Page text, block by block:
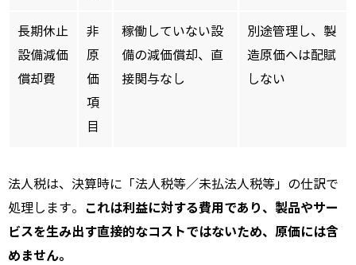
長期休止
設備減価
償却費
非
原
価
項
目
稼働していない設
備の減価償却、直
接関与なし
別途管理し、製
造原価へは配賦
しない
法人税は、決算時に「法人税等／未払法人税等」の仕訳で
処理します。
これは利益に対する費用であり、製品やサー
ビスを生み出す直接的なコストではないため、原価には含
めません。